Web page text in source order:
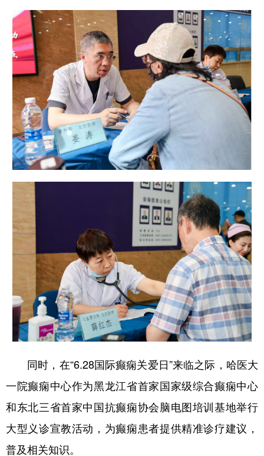
同时，在“6.28国际癫痫关爱日”来临之际，哈医大
一院癫痫中心作为黑龙江省首家国家级综合癫痫中心
和东北三省首家中国抗癫痫协会脑电图培训基地举行
大型义诊宣教活动，为癫痫患者提供精准诊疗建议，
普及相关知识。